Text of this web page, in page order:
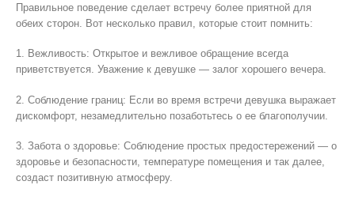
Правильное поведение сделает встречу более приятной для
обеих сторон. Вот несколько правил, которые стоит помнить:
1. Вежливость: Открытое и вежливое обращение всегда
приветствуется. Уважение к девушке — залог хорошего вечера.
2. Соблюдение границ: Если во время встречи девушка выражает
дискомфорт, незамедлительно позаботьтесь о ее благополучии.
3. Забота о здоровье: Соблюдение простых предостережений — о
здоровье и безопасности, температуре помещения и так далее,
создаст позитивную атмосферу.